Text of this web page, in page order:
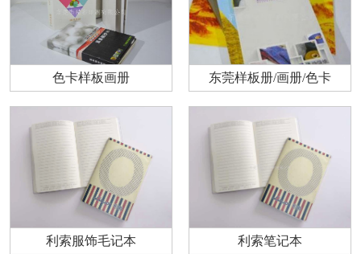
色卡样板画册 东莞样板册/画册/色卡
利索服饰毛记本 利索笔记本